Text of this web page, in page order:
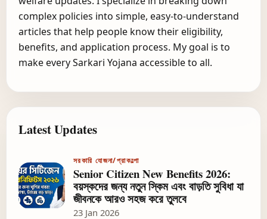
complex policies into simple, easy-to-understand
articles that help people know their eligibility,
benefits, and application process. My goal is to
make every Sarkari Yojana accessible to all.
Latest Updates
সরকারি যোজনা/প্রাকল্পো
Senior Citizen New Benefits 2026:
বয়স্কদের জন্য নতুন স্কিম এবং বাড়তি সুবিধা যা
জীবনকে আরও সহজ করে তুলবে
23 Jan 2026